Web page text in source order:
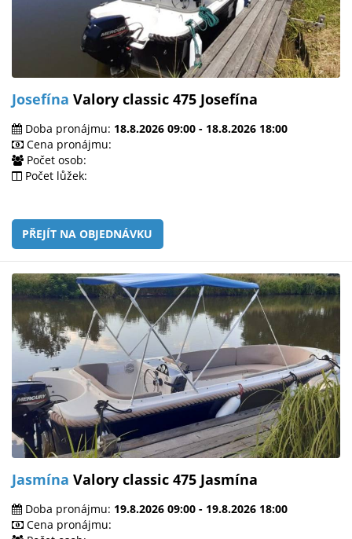
Josefína Valory classic 475 Josefína
Doba pronájmu: 18.8.2026 09:00 - 18.8.2026 18:00
Cena pronájmu:
Počet osob:
Počet lůžek:
PŘEJÍT NA OBJEDNÁVKU
Jasmína Valory classic 475 Jasmína
Doba pronájmu: 19.8.2026 09:00 - 19.8.2026 18:00
Cena pronájmu: